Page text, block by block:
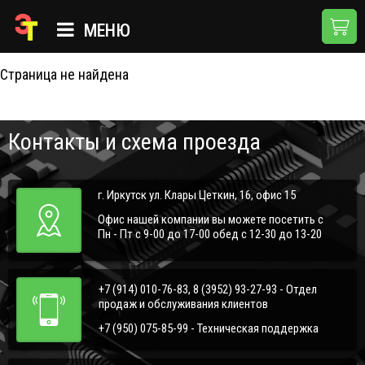
МЕНЮ
ГЛАВНАЯ
О КОМПАНИИ
ПРИМЕНЕНИЯ
НОВОСТИ
ДОСТАВКА И ОПЛАТА
КОНТАКТЫ
404
Страница не найдена
Контакты и схема проезда
г. Иркутск ул. Клары Цеткин, 16, офис 15
Офис нашей компании вы можете посетить с
Пн - Пт с 9-00 до 17-00 обед с 12-30 до 13-20
+7 (914) 010-76-83, 8 (3952) 93-27-93 - Отдел
продаж и обслуживания клиентов
+7 (950) 075-85-99 - Техническая поддержка